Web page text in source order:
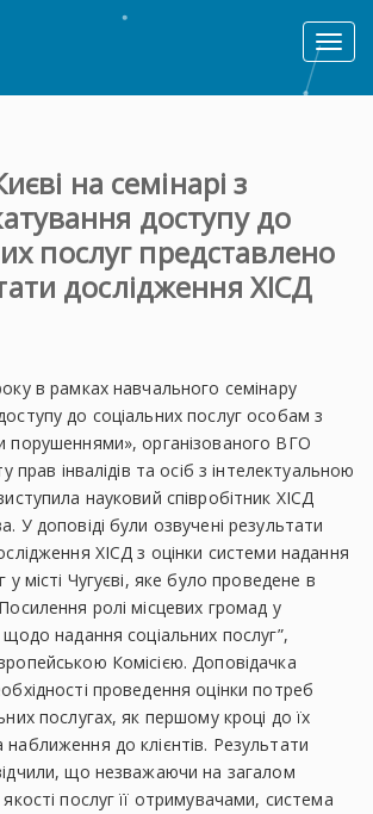
Toggle
на семінарі з
доступу до
послуг представлено
дослідження ХІСД
в рамках навчального семінару
до соціальних послуг особам з
порушеннями», організованого ВГО
прав інвалідів та осіб з інтелектуальною
науковий співробітник ХІСД
У доповіді були озвучені результати
ХІСД з оцінки системи надання
у місті Чугуєві, яке було проведене в
ролі місцевих громад у
надання соціальних послуг”,
Комісією. Доповідачка
проведення оцінки потреб
послугах, як першому кроці до їх
до клієнтів. Результати
що незважаючи на загалом
послуг її отримувачами, система